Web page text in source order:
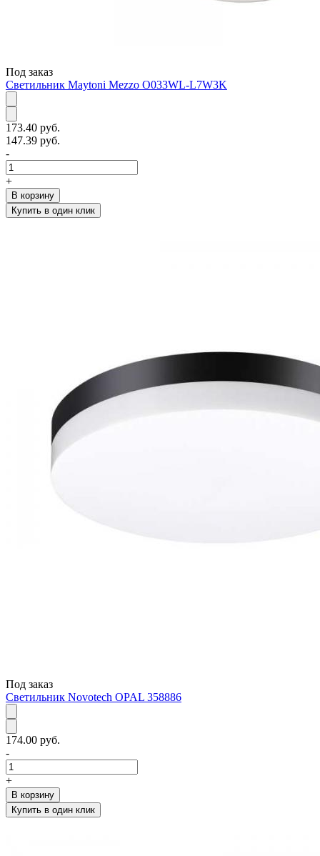
Под заказ
Светильник Maytoni Mezzo O033WL-L7W3K
173.40 руб.
147.39 руб.
-
+
В корзину
Купить в один клик
Под заказ
Светильник Novotech OPAL 358886
174.00 руб.
-
+
В корзину
Купить в один клик